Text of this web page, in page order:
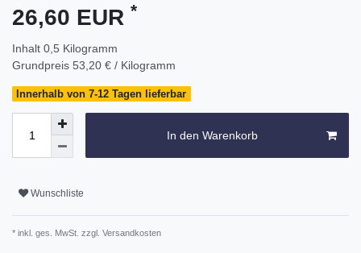
26,60 EUR *
Inhalt 0,5 Kilogramm
Grundpreis 53,20 € / Kilogramm
Innerhalb von 7-12 Tagen lieferbar
In den Warenkorb
Wunschliste
* inkl. ges. MwSt. zzgl. Versandkosten